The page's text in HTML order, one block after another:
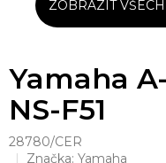
Yamaha
NS-F51
28780/CER
Značka: Yamaha
ZOBRAZIT